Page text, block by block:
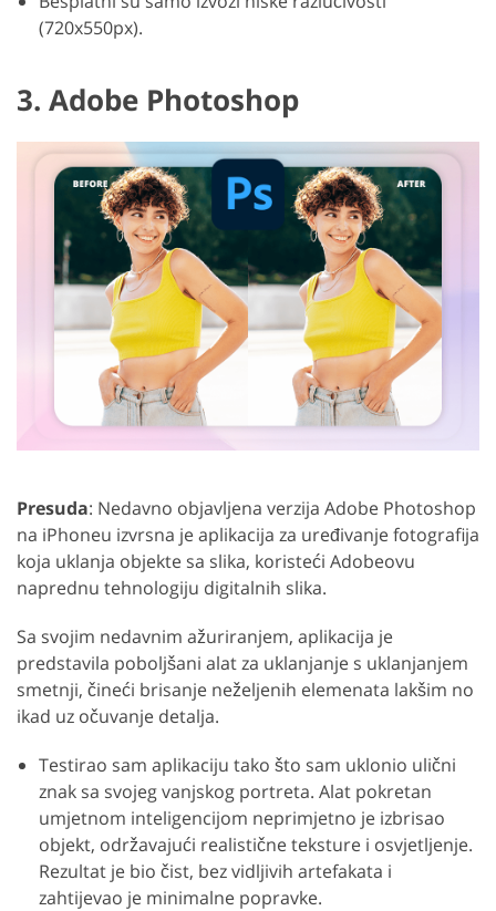
(720x550px).
3. Adobe Photoshop
Presuda: Nedavno objavljena verzija Adobe Photoshop
na iPhoneu izvrsna je aplikacija za uređivanje fotografija
koja uklanja objekte sa slika, koristeći Adobeovu
naprednu tehnologiju digitalnih slika.
Sa svojim nedavnim ažuriranjem, aplikacija je
predstavila poboljšani alat za uklanjanje s uklanjanjem
smetnji, čineći brisanje neželjenih elemenata lakšim no
ikad uz očuvanje detalja.
Testirao sam aplikaciju tako što sam uklonio ulični
znak sa svojeg vanjskog portreta. Alat pokretan
umjetnom inteligencijom neprimjetno je izbrisao
objekt, održavajući realistične teksture i osvjetljenje.
Rezultat je bio čist, bez vidljivih artefakata i
zahtijevao je minimalne popravke.